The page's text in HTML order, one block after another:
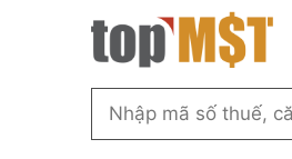
Thành phố Hồ Chí Minh
Tìm